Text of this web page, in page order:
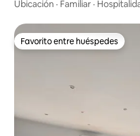
Ubicación · Familiar ·
Favorito entre huéspedes
Favorito entre huéspedes